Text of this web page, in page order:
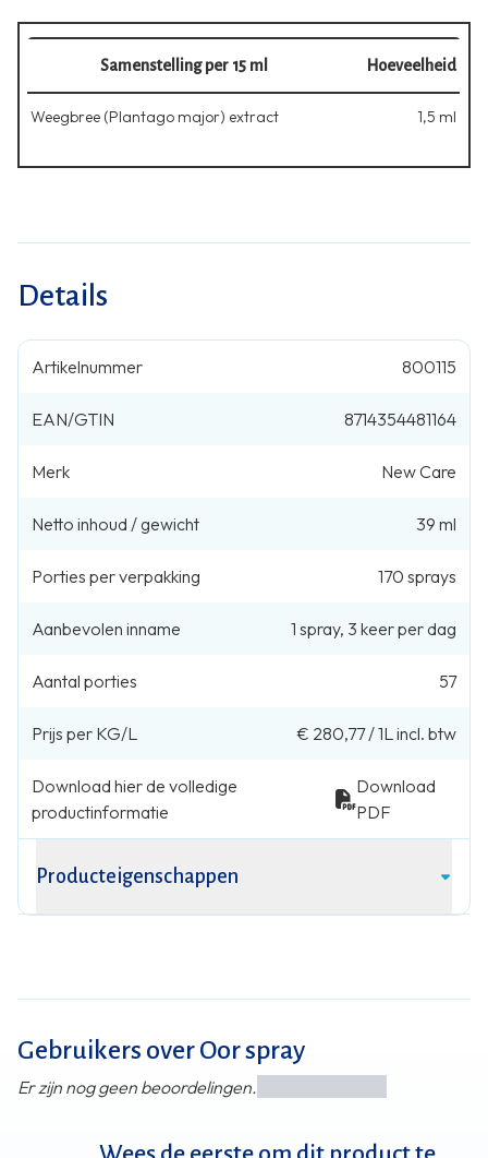
Details
Artikelnummer 800115
EAN/GTIN 8714354481164
Merk New Care
Netto inhoud / gewicht 39 ml
Porties per verpakking 170 sprays
Aanbevolen inname 1 spray, 3 keer per dag
Aantal porties 57
Prijs per KG/L € 280,77 /1L incl. btw
Download hier de volledige
productinformatie
Download
PDF
Producteigenschappen
Samenstelling per 15 ml Hoeveelheid
Weegbree (Plantago major) extract 1,5 ml
Gebruikers over Oor spray
Er zijn nog geen beoordelingen.